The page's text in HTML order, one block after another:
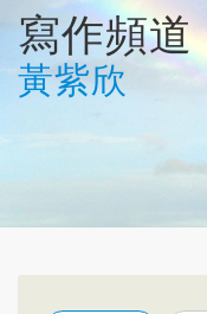
寫作頻道
黃紫欣